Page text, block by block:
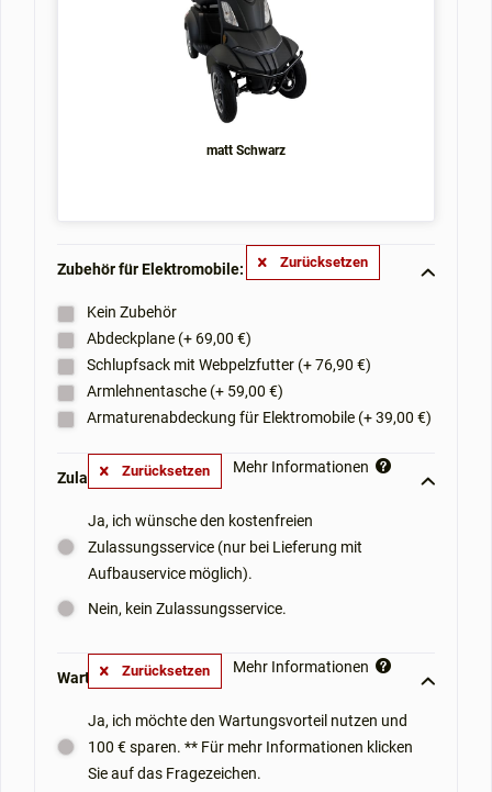
matt Schwarz
Zubehör für Elektromobile: **
Kein Zubehör
Abdeckplane (+ 69,00 €)
Schlupfsack mit Webpelzfutter (+ 76,90 €)
Armlehnentasche (+ 59,00 €)
Armaturenabdeckung für Elektromobile (+ 39,00 €)
Zurücksetzen
Zulassungsservice: **
Ja, ich wünsche den kostenfreien
Zulassungsservice (nur bei Lieferung mit
Aufbauservice möglich).
Nein, kein Zulassungsservice.
Zurücksetzen Mehr Informationen
Wartungsvorteil: **
Ja, ich möchte den Wartungsvorteil nutzen und
100 € sparen. ** Für mehr Informationen klicken
Sie auf das Fragezeichen.
Zurücksetzen Mehr Informationen